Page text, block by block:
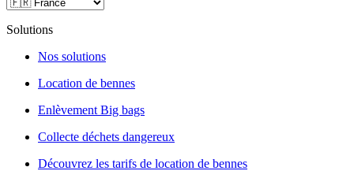
Solutions
Nos solutions
Location de bennes
Enlèvement Big bags
Collecte déchets dangereux
Découvrez les tarifs de location de bennes